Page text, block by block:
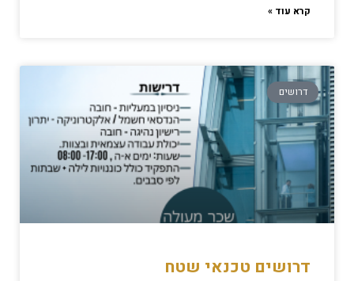
קרא עוד »
דרושים
דרושים טכנאי שטח